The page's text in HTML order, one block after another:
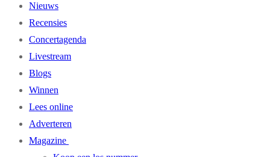
Nieuws
Recensies
Concertagenda
Livestream
Blogs
Winnen
Lees online
Adverteren
Magazine